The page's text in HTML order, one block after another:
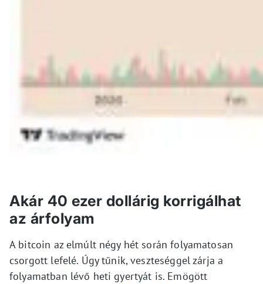
Akár 40 ezer dollárig korrigálhat
az árfolyam
A bitcoin az elmúlt négy hét során folyamatosan
csorgott lefelé. Úgy tűnik, veszteséggel zárja a
folyamatban lévő heti gyertyát is. Emögött